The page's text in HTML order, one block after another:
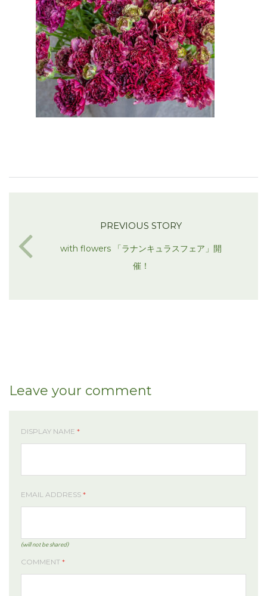
PREVIOUS STORY
with flowers 「ラナンキュラスフェア」開
催！
Leave your comment
DISPLAY NAME *
EMAIL ADDRESS *
(will not be shared)
COMMENT *